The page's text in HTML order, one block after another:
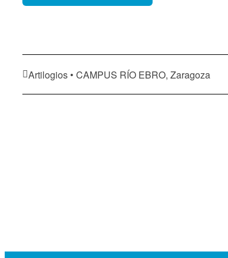
Artilogios • CAMPUS RÍO EBRO, Zaragoza